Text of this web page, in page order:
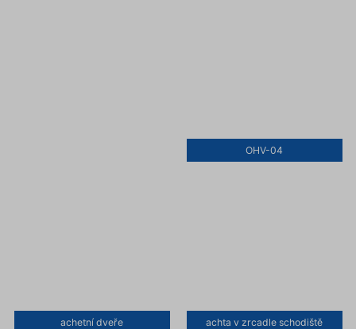
OHV-04
achetní dveře achta v zrcadle schodiště